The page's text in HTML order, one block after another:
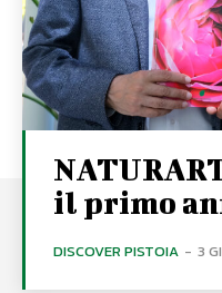
il primo
DISCOVER PISTOIA - 3